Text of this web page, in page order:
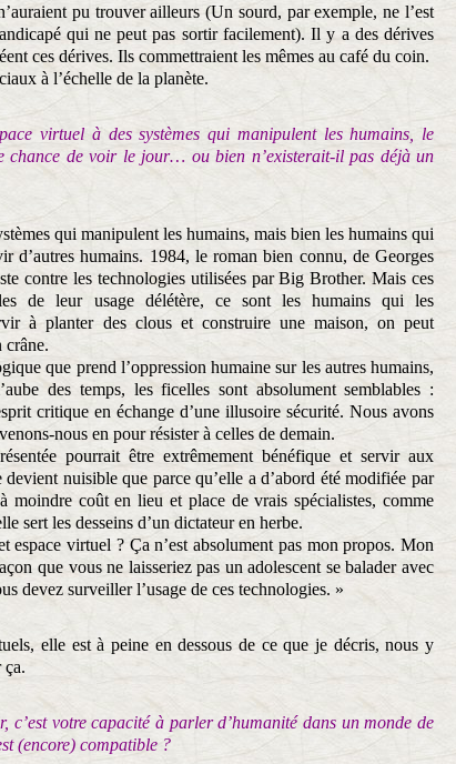
pu trouver ailleurs (Un sourd, par exemple, ne l’est
qui ne peut pas sortir facilement). Il y a des dérives
ces dérives. Ils commettraient les mêmes au café du coin.
à l’échelle de la planète.
virtuel à des systèmes qui manipulent les humains, le
chance de voir le jour… ou bien n’existerait-il pas déjà un
qui manipulent les humains, mais bien les humains qui
d’autres humains. 1984, le roman bien connu, de Georges
contre les technologies utilisées par Big Brother. Mais ces
de leur usage délétère, ce sont les humains qui les
à planter des clous et construire une maison, on peut
crâne.
que prend l’oppression humaine sur les autres humains,
des temps, les ficelles sont absolument semblables :
critique en échange d’une illusoire sécurité. Nous avons
nous en pour résister à celles de demain.
pourrait être extrêmement bénéfique et servir aux
nuisible que parce qu’elle a d’abord été modifiée par
moindre coût en lieu et place de vrais spécialistes, comme
sert les desseins d’un dictateur en herbe.
espace virtuel ? Ça n’est absolument pas mon propos. Mon
que vous ne laisseriez pas un adolescent se balader avec
devez surveiller l’usage de ces technologies. »
elle est à peine en dessous de ce que je décris, nous y
ça.
c’est votre capacité à parler d’humanité dans un monde de
(encore) compatible ?